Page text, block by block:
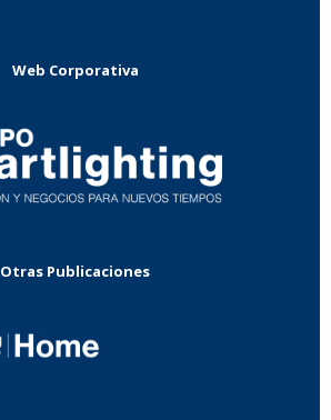
Web Corporativa
Otras Publicaciones